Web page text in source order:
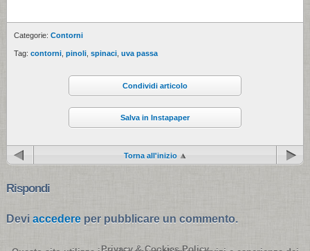
Categorie: Contorni
Tag: contorni pinoli spinaci uva passa
Condividi articolo
Salva in Instapaper
Torna all'inizio
Rispondi
Devi accedere per pubblicare un commento.